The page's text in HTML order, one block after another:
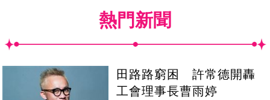
熱門新聞
田路路窮困 許常德開轟
工會理事長曹雨婷